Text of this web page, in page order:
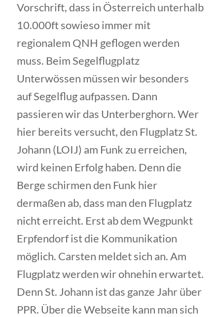
Vorschrift, dass in Österreich unterhalb
10.000ft sowieso immer mit
regionalem QNH geflogen werden
muss. Beim Segelflugplatz
Unterwössen müssen wir besonders
auf Segelflug aufpassen. Dann
passieren wir das Unterberghorn. Wer
hier bereits versucht, den Flugplatz St.
Johann (LOIJ) am Funk zu erreichen,
wird keinen Erfolg haben. Denn die
Berge schirmen den Funk hier
dermaßen ab, dass man den Flugplatz
nicht erreicht. Erst ab dem Wegpunkt
Erpfendorf ist die Kommunikation
möglich. Carsten meldet sich an. Am
Flugplatz werden wir ohnehin erwartet.
Denn St. Johann ist das ganze Jahr über
PPR. Über die Webseite kann man sich